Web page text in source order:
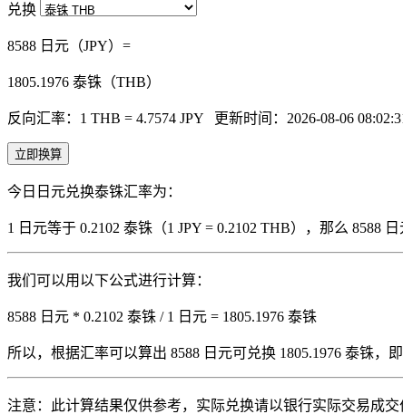
兑换
8588 日元（JPY）=
1805.1976 泰铢（THB）
反向汇率：1 THB = 4.7574 JPY 更新时间：2026-08-06
立即换算
今日日元兑换泰铢汇率为：
1 日元等于 0.2102 泰铢（1 JPY = 0.2102 THB），那么 8588
我们可以用以下公式进行计算：
8588 日元 * 0.2102 泰铢 / 1 日元 = 1805.1976 泰铢
所以，根据汇率可以算出 8588 日元可兑换 1805.1976 泰铢，
注意：此计算结果仅供参考，实际兑换请以银行实际交易成交